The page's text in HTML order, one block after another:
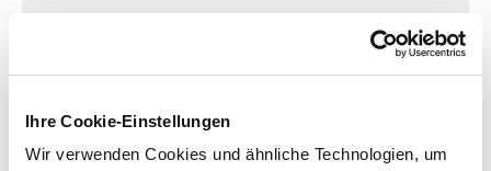
Ihre Cookie-Einstellungen
Wir verwenden Cookies und ähnliche Technologien, um
erhältlich
24.08.2021